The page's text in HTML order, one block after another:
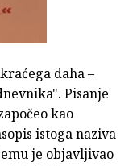
daha –
Pisanje
kao
istoga naziva
je objavljivao